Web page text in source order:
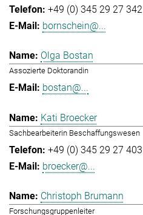
+49 (0) 345 29 27 342
bornschein@...
Olga Bostan
Assozierte Doktorandin
bostan@...
Kati Broecker
Sachbearbeiterin Beschaffungswesen
+49 (0) 345 29 27 403
broecker@...
Christoph Brumann
Forschungsgruppenleiter